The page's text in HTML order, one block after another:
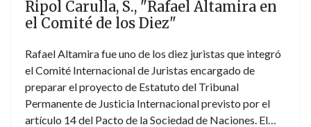
Ripol Carulla, S., "Rafael Altamira en
el Comité de los Diez"
Rafael Altamira fue uno de los diez juristas que integró
el Comité Internacional de Juristas encargado de
preparar el proyecto de Estatuto del Tribunal
Permanente de Justicia Internacional previsto por el
artículo 14 del Pacto de la Sociedad de Naciones. El